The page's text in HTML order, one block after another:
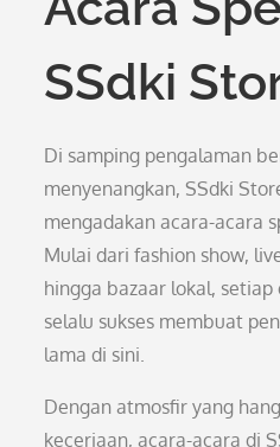
SSdki
Di samping pengalaman
menyenangkan, SSdki
mengadakan acara-acara
Mulai dari fashion show,
hingga bazaar lokal,
selalu sukses membuat
lama di sini.
Dengan atmosfir yang
keceriaan, acara-acara di